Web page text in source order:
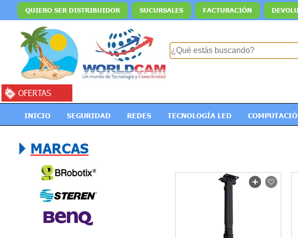
QUIERO SER DISTRIBUIDOR SUCURSALES FACTURACIÓN
OFERTAS
INICIO SEGURIDAD REDES TECNOLOGÍA LED
MARCAS